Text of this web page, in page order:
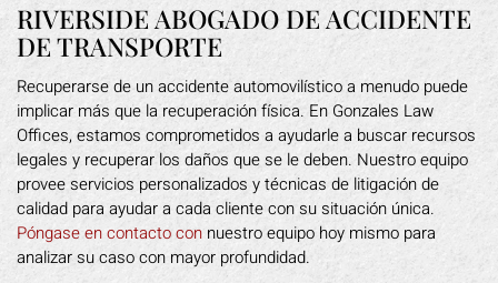
RIVERSIDE ABOGADO DE ACCIDENTE
DE TRANSPORTE
Recuperarse de un accidente automovilístico a menudo puede
implicar más que la recuperación física. En Gonzales Law
Offices, estamos comprometidos a ayudarle a buscar recursos
legales y recuperar los daños que se le deben. Nuestro equipo
provee servicios personalizados y técnicas de litigación de
calidad para ayudar a cada cliente con su situación única.
Póngase en contacto con nuestro equipo hoy mismo para
analizar su caso con mayor profundidad.